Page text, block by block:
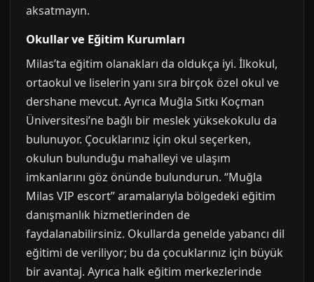
aksatmayın.
Okullar ve Eğitim Kurumları
Milas’ta eğitim olanakları da oldukça iyi. İlkokul,
ortaokul ve liselerin yanı sıra birçok özel okul ve
dershane mevcut. Ayrıca Muğla Sıtkı Koçman
Üniversitesi’ne bağlı bir meslek yüksekokulu da
bulunuyor. Çocuklarınız için okul seçerken,
okulun bulunduğu mahalleyi ve ulaşım
imkanlarını göz önünde bulundurun. “Muğla
Milas VIP escort” aramalarıyla bölgedeki eğitim
danışmanlık hizmetlerinden de
faydalanabilirsiniz. Okullarda genelde yabancı dil
eğitimi de veriliyor; bu da çocuklarınız için büyük
bir avantaj. Ayrıca halk eğitim merkezlerinde